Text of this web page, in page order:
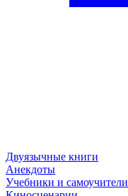
Двуязычные книги
Анекдоты
Учебники и самоучители